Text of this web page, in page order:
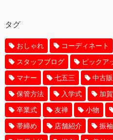
タグ
おしゃれ コーディネート
スタッフブログ ピックア
マナー 七五三 中古
保管方法 入学式 加
卒業式 友禅 小物
帯締め 店舗紹介 振袖